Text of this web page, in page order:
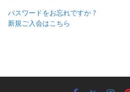
パスワードをお忘れですか ?
新規ご入会はこちら